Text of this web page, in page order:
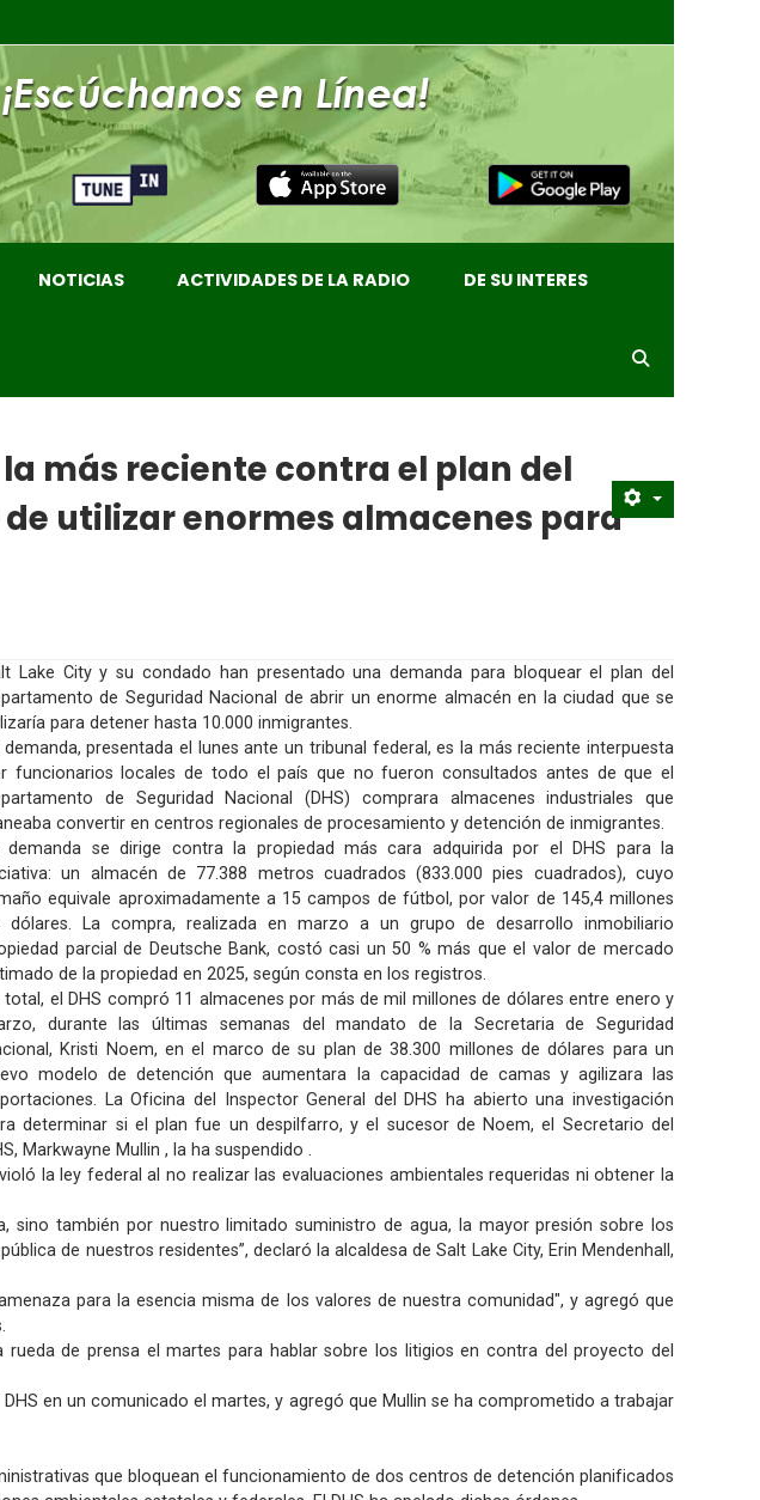
NOTICIAS ACTIVIDADES DE LA RADIO DE SU INTERES
más reciente contra el plan del
utilizar enormes almacenes para
Lake City y su condado han presentado una demanda para bloquear el plan del
de Seguridad Nacional de abrir un enorme almacén en la ciudad que se
para detener hasta 10.000 inmigrantes.
demanda, presentada el lunes ante un tribunal federal, es la más reciente interpuesta
funcionarios locales de todo el país que no fueron consultados antes de que el
de Seguridad Nacional (DHS) comprara almacenes industriales que
convertir en centros regionales de procesamiento y detención de inmigrantes.
demanda se dirige contra la propiedad más cara adquirida por el DHS para la
un almacén de 77.388 metros cuadrados (833.000 pies cuadrados), cuyo
equivale aproximadamente a 15 campos de fútbol, ​​por valor de 145,4 millones
dólares. La compra, realizada en marzo a un grupo de desarrollo inmobiliario
parcial de Deutsche Bank, costó casi un 50 % más que el valor de mercado
de la propiedad en 2025, según consta en los registros.
total, el DHS compró 11 almacenes por más de mil millones de dólares entre enero y
durante las últimas semanas del mandato de la Secretaria de Seguridad
Kristi Noem, en el marco de su plan de 38.300 millones de dólares para un
modelo de detención que aumentara la capacidad de camas y agilizara las
La Oficina del Inspector General del DHS ha abierto una investigación
determinar si el plan fue un despilfarro, y el sucesor de Noem, el Secretario del
Markwayne Mullin , la ha suspendido .
la ley federal al no realizar las evaluaciones ambientales requeridas ni obtener la
sino también por nuestro limitado suministro de agua, la mayor presión sobre los
de nuestros residentes”, declaró la alcaldesa de Salt Lake City, Erin Mendenhall,
para la esencia misma de los valores de nuestra comunidad", y agregó que
de prensa el martes para hablar sobre los litigios en contra del proyecto del
en un comunicado el martes, y agregó que Mullin se ha comprometido a trabajar
que bloquean el funcionamiento de dos centros de detención planificados